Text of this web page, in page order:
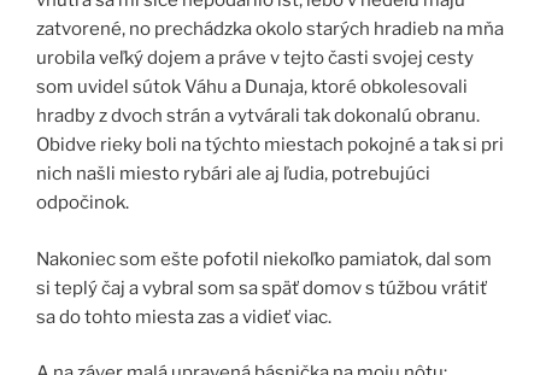
zatvorené, no prechádzka okolo starých hradieb na mňa
urobila veľký dojem a práve v tejto časti svojej cesty
som uvidel sútok Váhu a Dunaja, ktoré obkolesovali
hradby z dvoch strán a vytvárali tak dokonalú obranu.
Obidve rieky boli na týchto miestach pokojné a tak si pri
nich našli miesto rybári ale aj ľudia, potrebujúci
odpočinok.
Nakoniec som ešte pofotil niekoľko pamiatok, dal som
si teplý čaj a vybral som sa späť domov s túžbou vrátiť
sa do tohto miesta zas a vidieť viac.